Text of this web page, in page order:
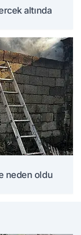
altında
neden oldu